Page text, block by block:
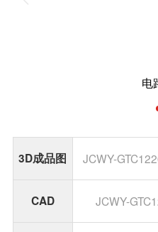
电
3D成品图 JCWY-
CAD JCWY-